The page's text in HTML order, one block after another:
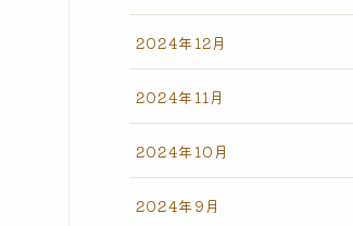
2024年12月
2024年11月
2024年10月
2024年9月